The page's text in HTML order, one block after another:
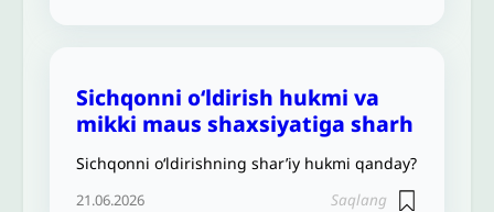
Sichqonni o‘ldirish hukmi va
mikki maus shaxsiyatiga sharh
Sichqonni o‘ldirishning shar’iy hukmi qanday?
21.06.2026 Saqlang